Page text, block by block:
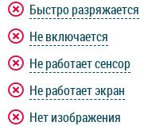
Быстро разряжается
Не включается
Не работает сенсор
Не работает экран
Нет изображения